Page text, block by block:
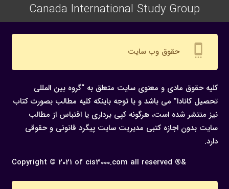
Canada International Study Group
settings_cell حقوق وب سایت
کلیه حقوق مادی و معنوی سایت متعلق به “گروه بین المللی
تحصیل کانادا” می باشد و با توجه باینکه کلیه مطالب بصورت کتاب
نیز منتشر شده است، هرگونه كپی برداری یا اقتباس از مطالب
سایت بدون اجازه كتبی مدیریت سایت پیگرد قانونی و حقوقی
دارد.
Copyright © 2021 of cis3000.com all reserved ®&